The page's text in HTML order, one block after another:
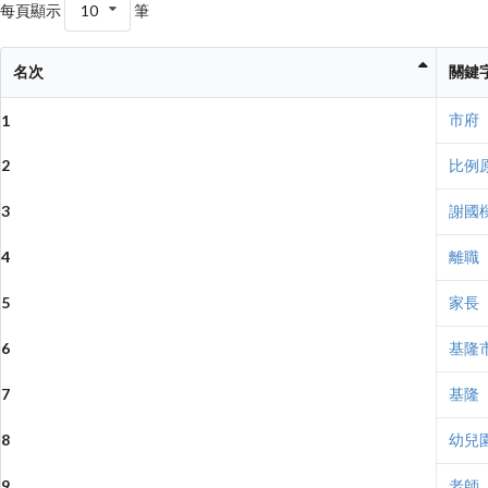
每頁顯示 10 筆
名次 關鍵
1 市府
2 比例
3 謝國
4 離職
5 家長
6 基隆
7 基隆
8 幼兒